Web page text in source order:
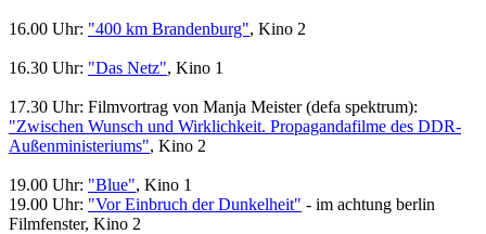
16.00 Uhr: "400 km Brandenburg", Kino 2
16.30 Uhr: "Das Netz", Kino 1
17.30 Uhr: Filmvortrag von Manja Meister (defa spektrum):
"Zwischen Wunsch und Wirklichkeit. Propagandafilme des DDR-
Außenministeriums", Kino 2
19.00 Uhr: "Blue", Kino 1
19.00 Uhr: "Vor Einbruch der Dunkelheit" - im achtung berlin
Filmfenster, Kino 2